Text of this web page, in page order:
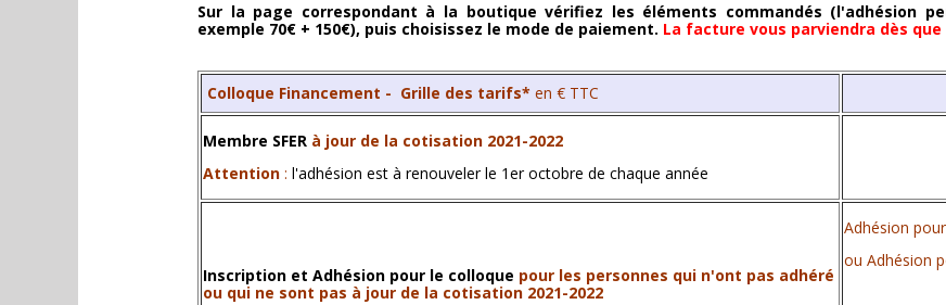
Sur la page correspondant à la boutique vérifiez les éléments commandés (l'adhésion
exemple 70€ + 150€), puis choisissez le mode de paiement. La facture vous parviendra dès
Colloque Financement - Grille des tarifs* en € TTC
Membre SFER à jour de la cotisation 2021-2022
Attention : l'adhésion est à renouveler le 1er octobre de chaque année
Inscription et Adhésion pour le colloque pour les personnes qui n'ont pas adhéré
ou qui ne sont pas à jour de la cotisation 2021-2022
Adhésion
ou Adhésion